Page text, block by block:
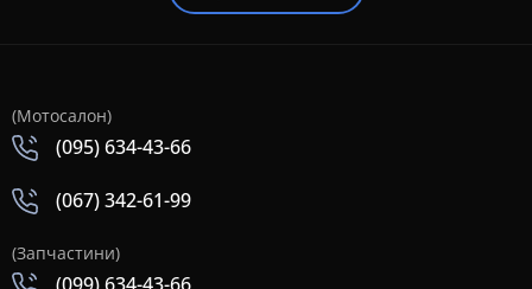
(Мотосалон)
(095) 634-43-66
(067) 342-61-99
(Запчастини)